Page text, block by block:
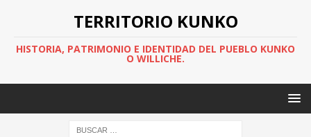
TERRITORIO KUNKO
HISTORIA, PATRIMONIO E IDENTIDAD DEL PUEBLO KUNKO
O WILLICHE.